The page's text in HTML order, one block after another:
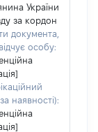
України
за кордон
документа,
особу:
наявності):